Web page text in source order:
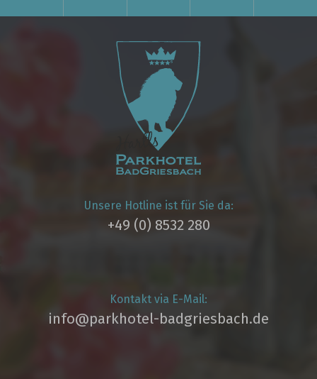
Unsere Hotline ist für Sie da:
+49 (0) 8532 280
Kontakt via E-Mail:
info@parkhotel­-badgriesbach.de